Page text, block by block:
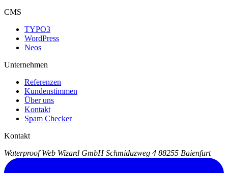
CMS
TYPO3
WordPress
Neos
Unternehmen
Referenzen
Kundenstimmen
Über uns
Kontakt
Spam Checker
Kontakt
Waterproof Web Wizard GmbH Schmiduzweg 4 88255 Baienfurt